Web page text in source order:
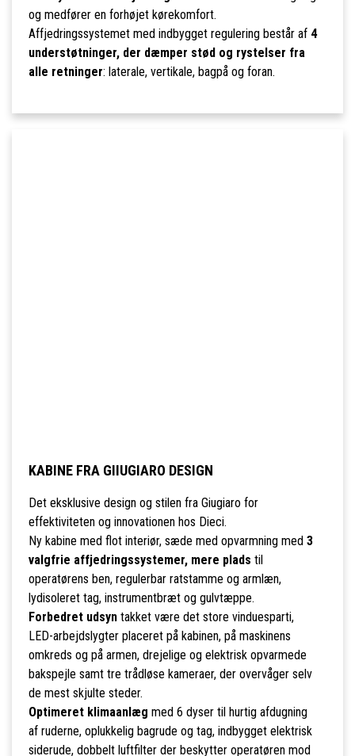
og medfører en forhøjet kørekomfort.
Affjedringssystemet med indbygget regulering består af 4
understøtninger, der dæmper stød og rystelser fra
alle retninger: laterale, vertikale, bagpå og foran.
KABINE FRA GIIUGIARO DESIGN
Det eksklusive design og stilen fra Giugiaro for
effektiviteten og innovationen hos Dieci.
Ny kabine med flot interiør, sæde med opvarmning med 3
valgfrie affjedringssystemer, mere plads til
operatørens ben, regulerbar ratstamme og armlæn,
lydisoleret tag, instrumentbræt og gulvtæppe.
Forbedret udsyntakket være det store vinduesparti,
LED-arbejdslygter placeret på kabinen, på maskinens
omkreds og på armen, drejelige og elektrisk opvarmede
bakspejle samt tre trådløse kameraer, der overvåger selv
de mest skjulte steder.
Optimeret klimaanlæg med 6 dyser til hurtig afdugning
af ruderne, oplukkelig bagrude og tag, indbygget elektrisk
siderude, dobbelt luftfilter der beskytter operatøren mod